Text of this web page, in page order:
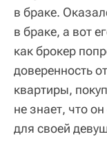
в браке.
в браке, а вот
как брокер
доверенность
квартиры,
не знает, что
для своей